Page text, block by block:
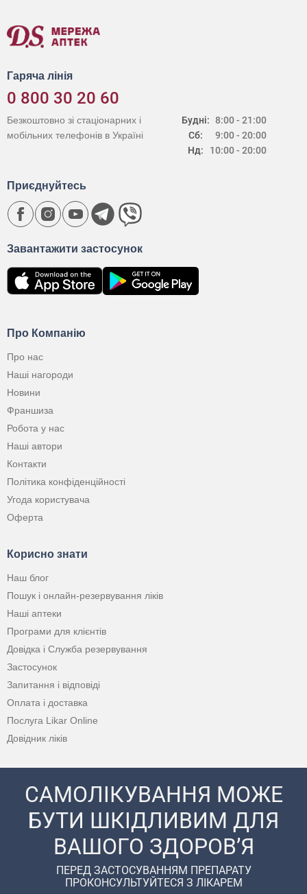
Гаряча лінія
0 800 30 20 60
Будні:
Сб:
Нд:
8:00 - 21:00
9:00 - 20:00
10:00 - 20:00
Безкоштовно зі стаціонарних і
мобільних телефонів в Україні
Про Компанію
Про нас
Наші нагороди
Новини
Франшиза
Робота у нас
Наші автори
Контакти
Політика конфіденційності
Угода користувача
Оферта
Корисно знати
Наш блог
Пошук і онлайн-резервування ліків
Наші аптеки
Програми для клієнтів
Довідка і Служба резервування
Застосунок
Запитання і відповіді
Оплата і доставка
Послуга Likar Online
Довідник ліків
Завантажити застосунок
Приєднуйтесь
САМОЛІКУВАННЯ МОЖЕ
БУТИ ШКІДЛИВИМ ДЛЯ
ВАШОГО ЗДОРОВ’Я
ПЕРЕД ЗАСТОСУВАННЯМ ПРЕПАРАТУ
ПРОКОНСУЛЬТУЙТЕСЯ З ЛІКАРЕМ